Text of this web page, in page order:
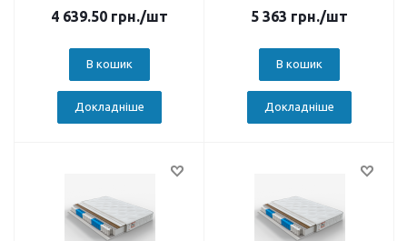
4 639.50 грн./шт
В кошик
Докладніше
5 363 грн./шт
В кошик
Докладніше